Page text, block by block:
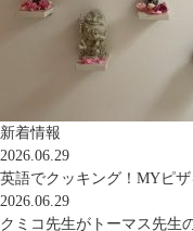
新着情報
2026.06.29
英語でクッキング！MYピ
2026.06.29
クミコ先生がトーマス先生